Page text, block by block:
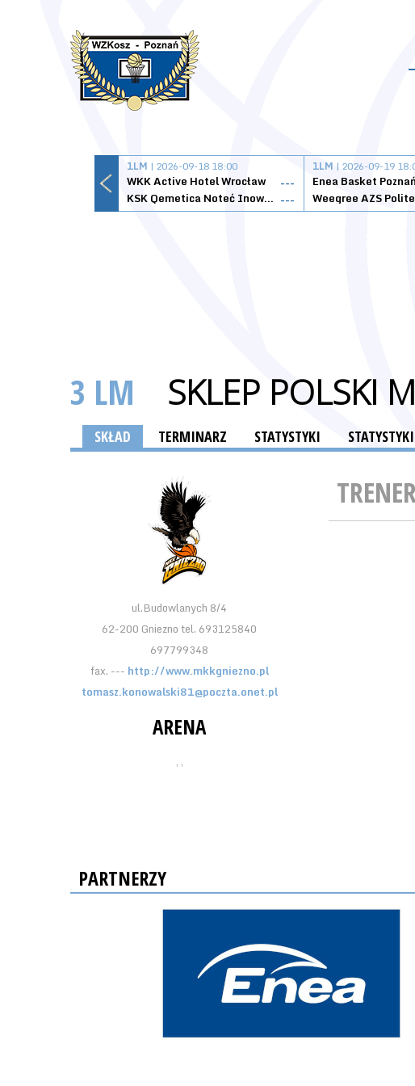
1LM | 2026-09-18 18:00
WKK Active Hotel Wrocław
---
KSK Qemetica Noteć Inowrocław ---
1LM | 2026-09-19
Enea Basket Poznań
3 LM SKLEP POLSKI
SKŁAD TERMINARZ STATYSTYKI
ul.Budowlanych 8/4
62-200 Gniezno tel. 693125840
697799348
fax. --- http://www.mkkgniezno.pl
tomasz.konowalski81@poczta.onet.pl
ARENA
, ,
PARTNERZY